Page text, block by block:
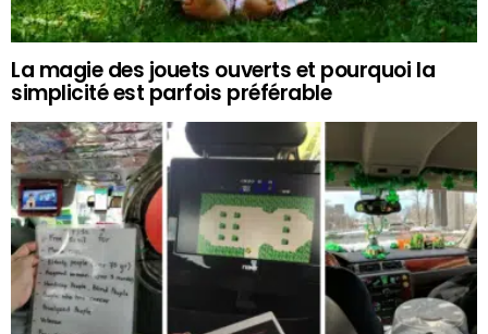
La magie des jouets ouverts et pourquoi la
simplicité est parfois préférable